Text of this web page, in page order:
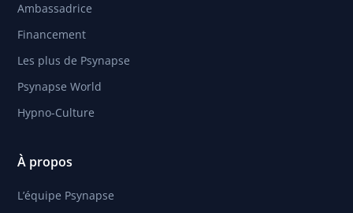
Ambassadrice
Financement
Les plus de Psynapse
Psynapse World
Hypno-Culture
À propos
L’équipe Psynapse